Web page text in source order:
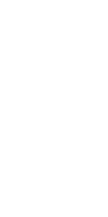
нажав на кнопку